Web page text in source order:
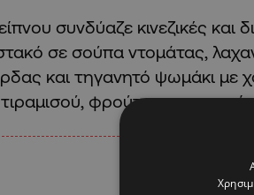
συνδύαζε κινεζικές και
σε σούπα ντομάτας,
και τηγανητό ψωμάκι με
φρούτα και παγωτό.